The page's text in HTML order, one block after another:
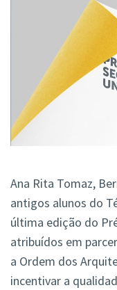
Ana Rita Tomaz,
antigos alunos do
última edição do
atribuídos em
a Ordem dos
incentivar a